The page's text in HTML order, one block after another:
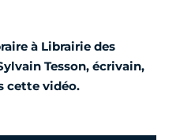
à Librairie des
Tesson, écrivain,
cette vidéo.